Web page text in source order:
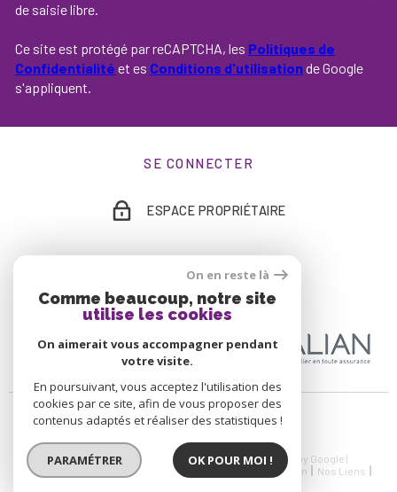
de saisie libre.
Ce site est protégé par reCAPTCHA, les Politiques de
Confidentialité et es Conditions d'utilisationde Google
s'appliquent.
SE CONNECTER
ESPACE PROPRIÉTAIRE
© 2026 | Tous droits réservés | Traduction powered by Google |
Nos Honoraires
Plan Du Site Admin
Nos Liens
On en reste là
Comme beaucoup, notre site
utilise les cookies
On aimerait vous accompagner pendant
votre visite.
En poursuivant, vous acceptez l'utilisation des
cookies par ce site, afin de vous proposer des
contenus adaptés et réaliser des statistiques !
PARAMÉTRER OK POUR MOI !